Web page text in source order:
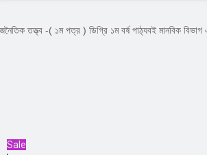
তত্ত্ব -( ১ম পত্র ) ডিগ্রি ১ম বর্ষ পাঠ্যবই মানবিক
Sale